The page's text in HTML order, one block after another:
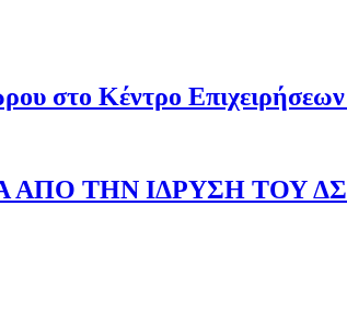
στο Κέντρο
ΑΠΟ ΤΗΝ ΙΔΡΥΣΗ ΤΟΥ